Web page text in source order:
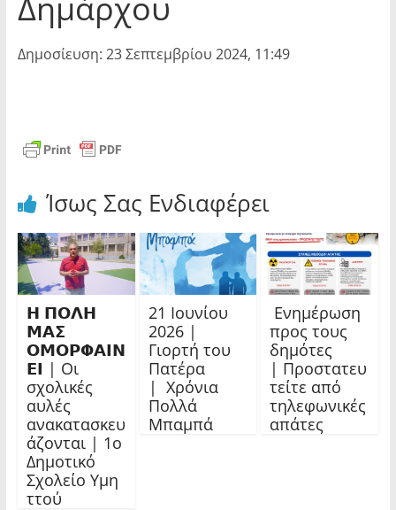
Δημοσίευση: 23 Σεπτεμβρίου 2024, 11:49
Ίσως Σας Ενδιαφέρει
𝝜 𝝥𝝤𝝠𝝜
𝝡𝝖𝝨
𝝤𝝡𝝤𝝦𝝫𝝖𝝞𝝢
𝝚𝝞 | Οι
σχολικές
αυλές
ανακατασκευ
άζονται | 1ο
Δημοτικό
Σχολείο Υμη
ττού
21 Ιουνίου
2026 |
Γιορτή του
Πατέρα
| Χρόνια
Πολλά
Μπαμπά
Ενημέρωση
προς τους
δημότες
| Προστατευ
τείτε από
τηλεφωνικές
απάτες